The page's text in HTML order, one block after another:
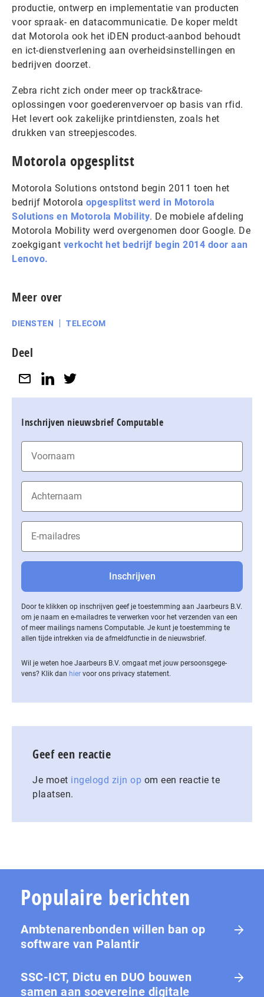
productie, ontwerp en implementatie van producten
voor spraak- en datacommunicatie. De koper meldt
dat Motorola ook het iDEN product-aanbod behoudt
en ict-dienstverlening aan overheidsinstellingen en
bedrijven doorzet.
Zebra richt zich onder meer op track&trace-
oplossingen voor goederenvervoer op basis van rfid.
Het levert ook zakelijke printdiensten, zoals het
drukken van streepjescodes.
Motorola opgesplitst
Motorola Solutions ontstond begin 2011 toen het
bedrijf Motorola opgesplitst werd in Motorola
Solutions en Motorola Mobility. De mobiele afdeling
Motorola Mobility werd overgenomen door Google. De
zoekgigant verkocht het bedrijf begin 2014 door aan
Lenovo.
Meer over
DIENSTEN TELECOM
Deel
Inschrijven nieuwsbrief Computable
Door te klikken op inschrijven geef je toestemming aan Jaarbeurs B.V.
om je naam en e-mailadres te verwerken voor het verzenden van een
of meer mailings namens Computable. Je kunt je toestemming te
allen tijde intrekken via de af­meld­func­tie in de nieuwsbrief.
Wil je weten hoe Jaarbeurs B.V. omgaat met jouw per­soons­ge­ge­
vens? Klik dan hier voor ons privacy statement.
Geef een reactie
Je moet ingelogd zijn op om een reactie te
plaatsen.
Populaire berichten
Ambtenarenbonden willen ban op
software van Palantir
SSC-ICT, Dictu en DUO bouwen
samen aan soevereine digitale